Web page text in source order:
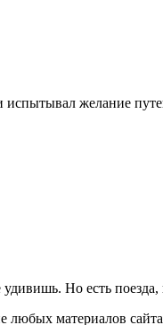
желание
Но есть
любых материалов